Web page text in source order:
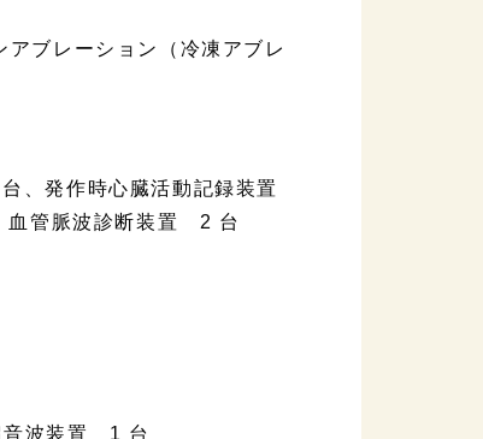
ブレーション（冷凍アブレ
、発作時心臓活動記録装置
血管脈波診断装置 2 台
音波装置 1 台